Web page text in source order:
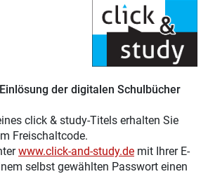
der digitalen Schulbücher
click & study-Titels erhalten Sie
Freischaltcode.
www.click-and-study.de mit Ihrer E-
selbst gewählten Passwort einen